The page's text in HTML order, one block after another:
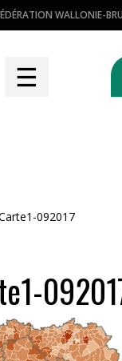
WALLONIE-
☰
092017